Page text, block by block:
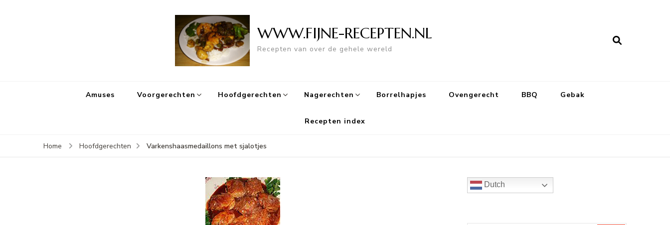
WWW.FIJNE-RECEPTEN.NL
Recepten van over de gehele wereld
Amuses Voorgerechten Hoofdgerechten Nagerechten Borrelhapjes Ovengerecht BBQ Gebak
Recepten index
Home Hoofdgerechten Varkenshaasmedaillons met sjalotjes
Dutch